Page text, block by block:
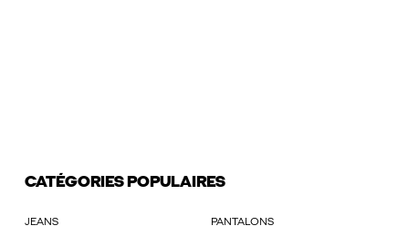
CATÉGORIES POPULAIRES
JEANS PANTALONS